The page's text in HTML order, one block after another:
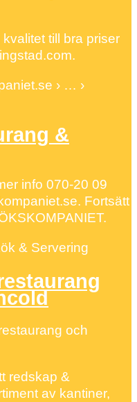
till bra priser
› … ›
&
info 070-20 09
Fortsätt
& Servering
och
redskap &
av kantiner,